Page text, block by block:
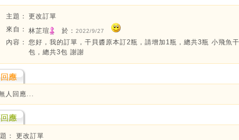
主題： 更改訂單
來自： 林芷瑄 於： 2022/9/27
內容： 您好，我的訂單，干貝醬原本訂2瓶，請增加1瓶，總共3瓶 小飛魚
包，總共3包 謝謝
人回應...
：
更改訂單